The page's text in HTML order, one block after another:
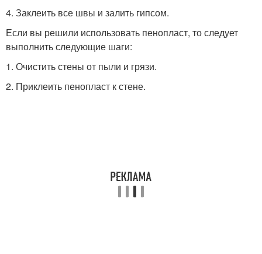
4. Заклеить все швы и залить гипсом.
Если вы решили использовать пенопласт, то следует
выполнить следующие шаги:
1. Очистить стены от пыли и грязи.
2. Приклеить пенопласт к стене.